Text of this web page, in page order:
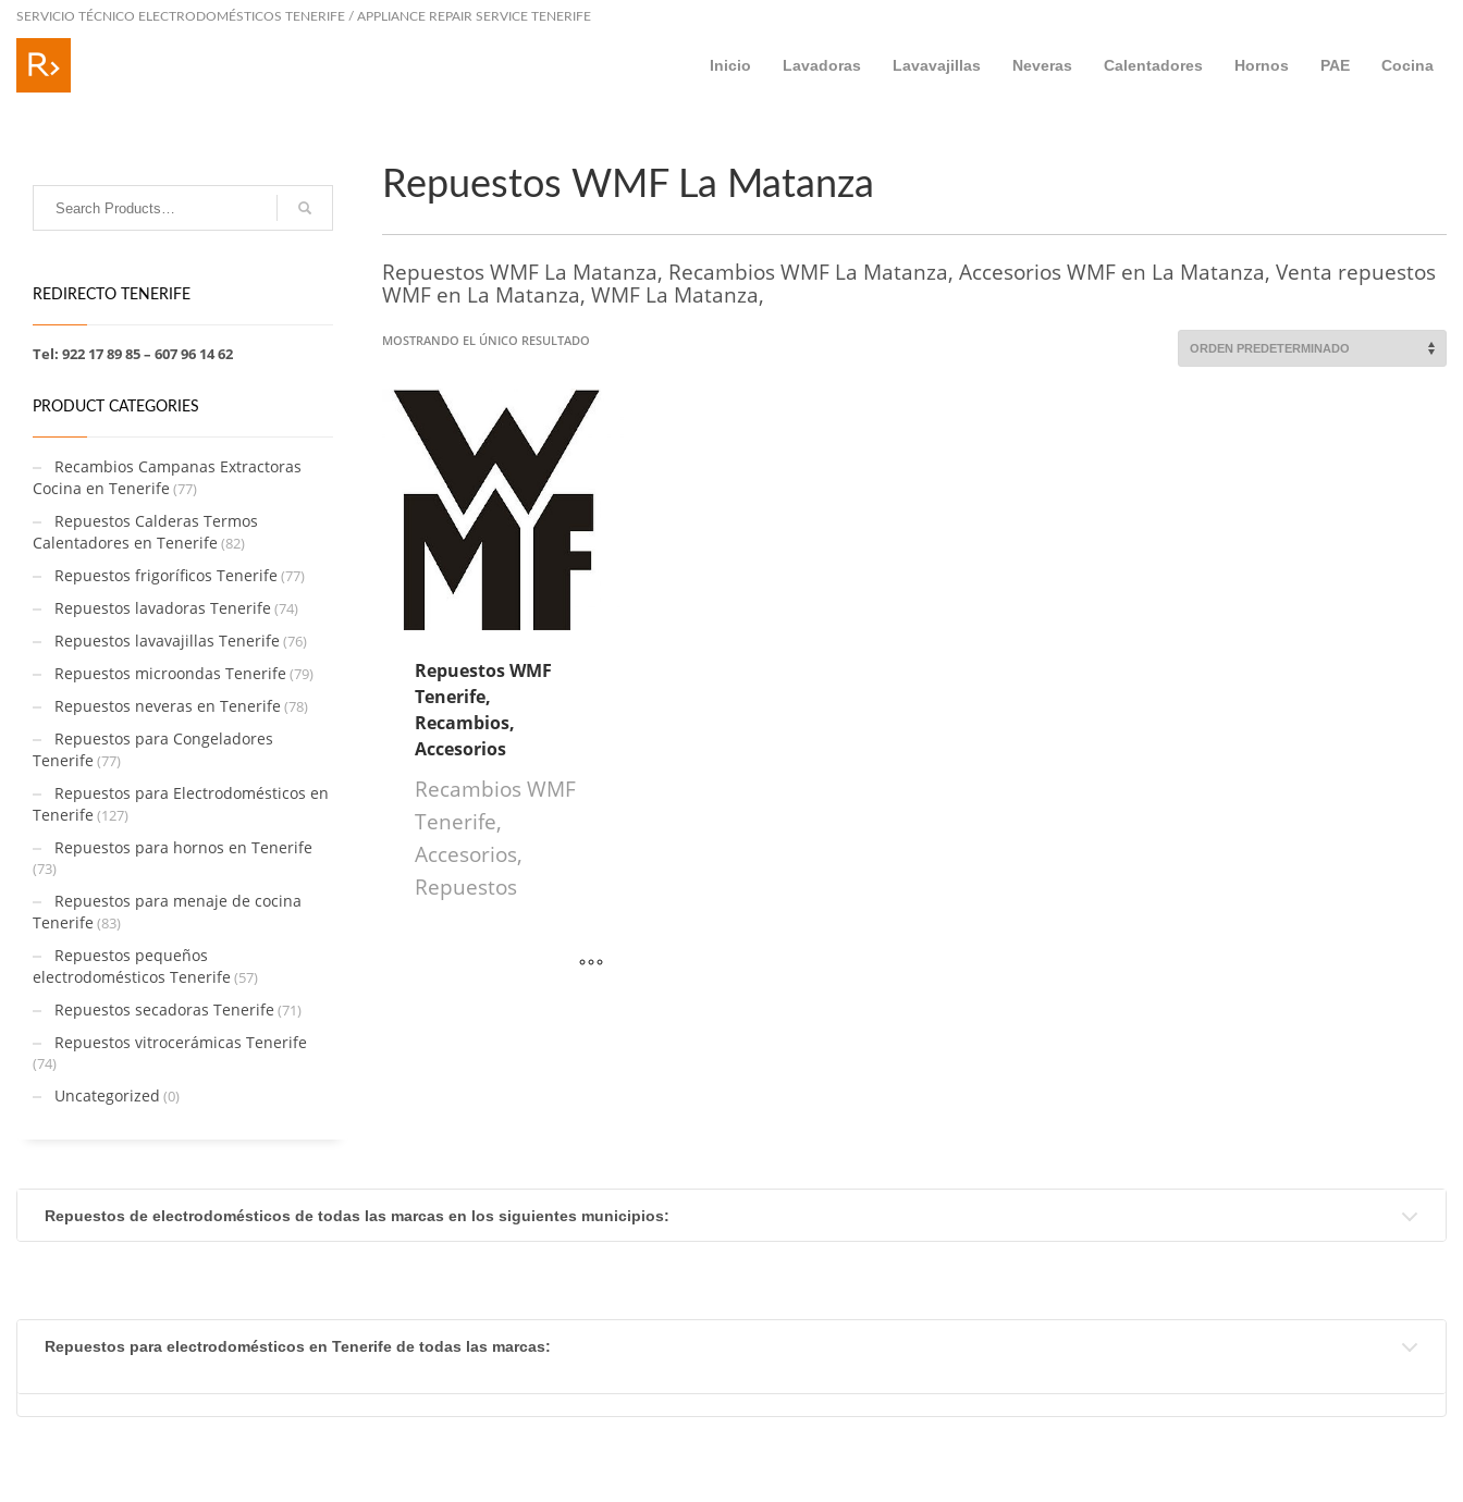
SERVICIO TÉCNICO ELECTRODOMÉSTICOS TENERIFE / APPLIANCE REPAIR SERVICE TENERIFE
Inicio Lavadoras Lavavajillas Neveras Calentadores Hornos PAE Cocina
Repuestos WMF La Matanza
Repuestos WMF La Matanza, Recambios WMF La Matanza, Accesorios WMF en La Matanza, Venta repuestos
WMF en La Matanza, WMF La Matanza,
MOSTRANDO EL ÚNICO RESULTADO
Repuestos WMF
Tenerife,
Recambios,
Accesorios
Recambios WMF
Tenerife,
Accesorios,
Repuestos
REDIRECTO TENERIFE
Tel: 922 17 89 85 – 607 96 14 62
PRODUCT CATEGORIES
Recambios Campanas Extractoras
Cocina en Tenerife (77)
Repuestos Calderas Termos
Calentadores en Tenerife (82)
Repuestos frigoríficos Tenerife (77)
Repuestos lavadoras Tenerife (74)
Repuestos lavavajillas Tenerife (76)
Repuestos microondas Tenerife (79)
Repuestos neveras en Tenerife (78)
Repuestos para Congeladores
Tenerife (77)
Repuestos para Electrodomésticos en
Tenerife (127)
Repuestos para hornos en Tenerife
(73)
Repuestos para menaje de cocina
Tenerife (83)
Repuestos pequeños
electrodomésticos Tenerife (57)
Repuestos secadoras Tenerife (71)
Repuestos vitrocerámicas Tenerife
(74)
Uncategorized (0)
Repuestos de electrodomésticos de todas las marcas en los siguientes municipios:
Repuestos para electrodomésticos en Tenerife de todas las marcas: